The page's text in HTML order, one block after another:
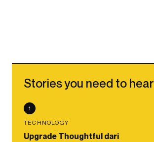
Stories you need to hear
1
TECHNOLOGY
Upgrade Thoughtful dari